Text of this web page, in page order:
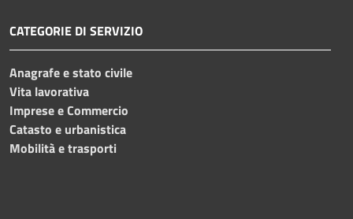
CATEGORIE DI SERVIZIO
Anagrafe e stato civile
Vita lavorativa
Imprese e Commercio
Catasto e urbanistica
Mobilità e trasporti